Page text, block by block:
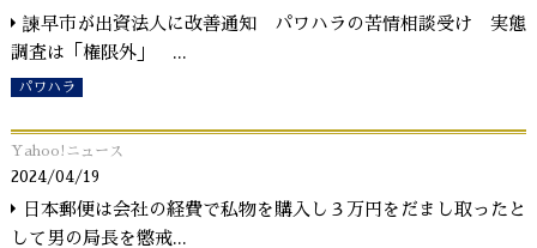
諫早市が出資法人に改善通知 パワハラの苦情相談受け 実態
調査は「権限外」 ...
パワハラ
Yahoo!ニュース
2024/04/19
日本郵便は会社の経費で私物を購入し３万円をだまし取ったと
して男の局長を懲戒...